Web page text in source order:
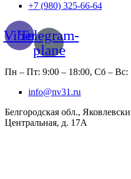
+7 (980) 325-66-64
ViberTelegram-
plane
Пн – Пт: 9:00 – 18:00, Сб –
info@nv31.ru
Белгородская обл.,
Центральная, д. 17А